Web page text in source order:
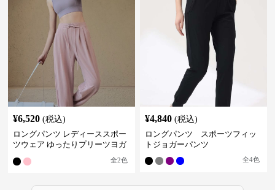
¥6,520 (税込)
ロングパンツ レディーススポー
ツウェア ゆったりプリーツヨガ
全2色
¥4,840 (税込)
ロングパンツ スポーツフィッ
トジョガーパンツ
全4色